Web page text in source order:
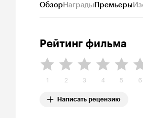
ОбзорНаградыПремьеры
Рейтинг фильма
1 2 3 4 5 6
Написать рецензию